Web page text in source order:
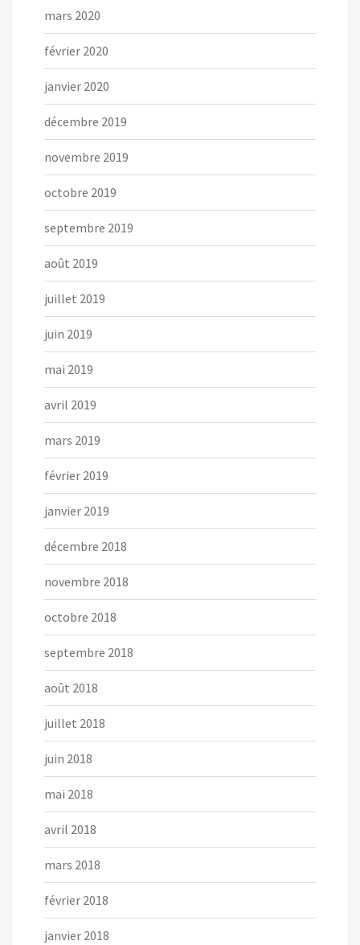
mars 2020
février 2020
janvier 2020
décembre 2019
novembre 2019
octobre 2019
septembre 2019
août 2019
juillet 2019
juin 2019
mai 2019
avril 2019
mars 2019
février 2019
janvier 2019
décembre 2018
novembre 2018
octobre 2018
septembre 2018
août 2018
juillet 2018
juin 2018
mai 2018
avril 2018
mars 2018
février 2018
janvier 2018